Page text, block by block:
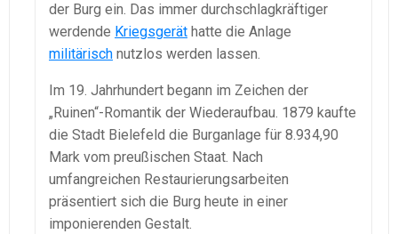
der Burg ein. Das immer durchschlagkräftiger
werdende Kriegsgerät hatte die Anlage
militärisch nutzlos werden lassen.
Im 19. Jahrhundert begann im Zeichen der
„Ruinen“-Romantik der Wiederaufbau. 1879 kaufte
die Stadt Bielefeld die Burganlage für 8.934,90
Mark vom preußischen Staat. Nach
umfangreichen Restaurierungsarbeiten
präsentiert sich die Burg heute in einer
imponierenden Gestalt.